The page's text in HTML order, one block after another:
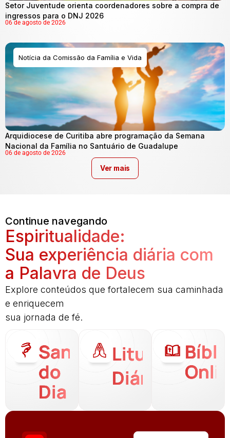
Setor Juventude orienta coordenadores sobre a compra de
ingressos para o DNJ 2026
06 de agosto de 2026
Notícia da Comissão da Família e Vida
Arquidiocese de Curitiba abre programação da Semana
Nacional da Família no Santuário de Guadalupe
06 de agosto de 2026
Ver mais
Continue navegando
Espiritualidade:
Sua experiência diária com
a Palavra de Deus
Explore conteúdos que fortalecem sua caminhada
e enriquecem
sua jornada de fé.
Santo
do
Dia
Liturgia
Diária